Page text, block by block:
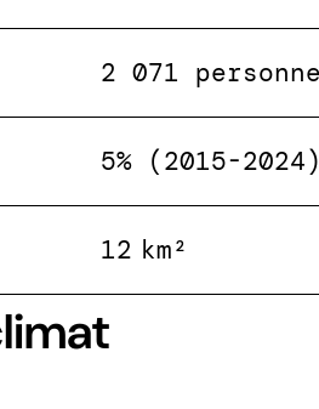
2 071
5% (2015-2024)
12 km²